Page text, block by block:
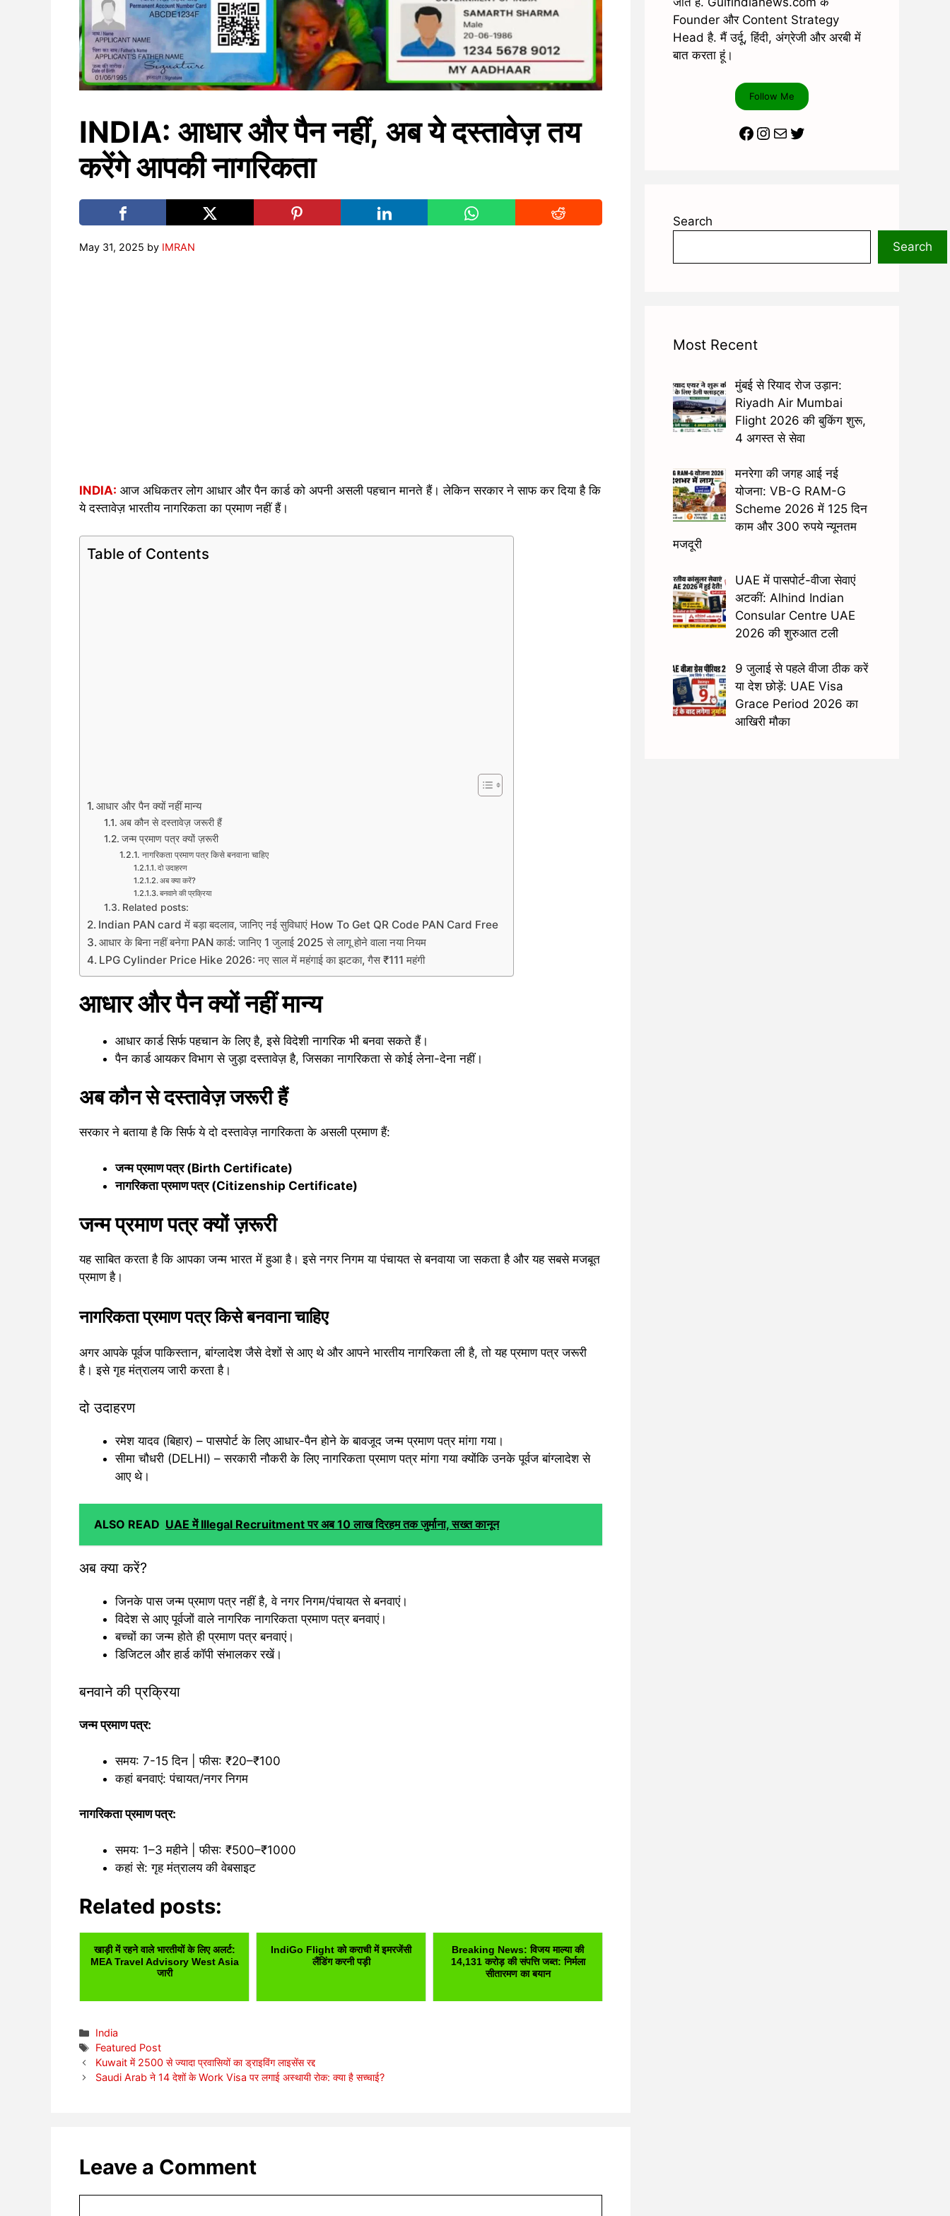
INDIA: आधार और पैन नहीं, अब ये दस्तावेज़ तय
करेंगे आपकी नागरिकता
May 31, 2025 by IMRAN
INDIA: आज अधिकतर लोग आधार और पैन कार्ड को अपनी असली पहचान मानते हैं। लेकिन सरकार ने साफ कर दिया है कि
ये दस्तावेज़ भारतीय नागरिकता का प्रमाण नहीं हैं।
Table of Contents
आधार और पैन क्यों नहीं मान्य
अब कौन से दस्तावेज़ जरूरी हैं
जन्म प्रमाण पत्र क्यों ज़रूरी
नागरिकता प्रमाण पत्र किसे बनवाना चाहिए
दो उदाहरण
अब क्या करें?
बनवाने की प्रक्रिया
Related posts:
Indian PAN card में बड़ा बदलाव, जानिए नई सुविधाएं How To Get QR Code PAN Card Free
आधार के बिना नहीं बनेगा PAN कार्ड: जानिए 1 जुलाई 2025 से लागू होने वाला नया नियम
LPG Cylinder Price Hike 2026: नए साल में महंगाई का झटका, गैस ₹111 महंगी
आधार और पैन क्यों नहीं मान्य
आधार कार्ड सिर्फ पहचान के लिए है, इसे विदेशी नागरिक भी बनवा सकते हैं।
पैन कार्ड आयकर विभाग से जुड़ा दस्तावेज़ है, जिसका नागरिकता से कोई लेना-देना नहीं।
अब कौन से दस्तावेज़ जरूरी हैं
सरकार ने बताया है कि सिर्फ ये दो दस्तावेज़ नागरिकता के असली प्रमाण हैं:
जन्म प्रमाण पत्र (Birth Certificate)
नागरिकता प्रमाण पत्र (Citizenship Certificate)
जन्म प्रमाण पत्र क्यों ज़रूरी
यह साबित करता है कि आपका जन्म भारत में हुआ है। इसे नगर निगम या पंचायत से बनवाया जा सकता है और यह सबसे मजबूत
प्रमाण है।
नागरिकता प्रमाण पत्र किसे बनवाना चाहिए
अगर आपके पूर्वज पाकिस्तान, बांग्लादेश जैसे देशों से आए थे और आपने भारतीय नागरिकता ली है, तो यह प्रमाण पत्र जरूरी
है। इसे गृह मंत्रालय जारी करता है।
दो उदाहरण
रमेश यादव (बिहार) – पासपोर्ट के लिए आधार-पैन होने के बावजूद जन्म प्रमाण पत्र मांगा गया।
सीमा चौधरी (DELHI) – सरकारी नौकरी के लिए नागरिकता प्रमाण पत्र मांगा गया क्योंकि उनके पूर्वज बांग्लादेश से
आए थे।
ALSO READ UAE में Illegal Recruitment पर अब 10 लाख दिरहम तक जुर्माना, सख्त कानून
अब क्या करें?
जिनके पास जन्म प्रमाण पत्र नहीं है, वे नगर निगम/पंचायत से बनवाएं।
विदेश से आए पूर्वजों वाले नागरिक नागरिकता प्रमाण पत्र बनवाएं।
बच्चों का जन्म होते ही प्रमाण पत्र बनवाएं।
डिजिटल और हार्ड कॉपी संभालकर रखें।
बनवाने की प्रक्रिया
जन्म प्रमाण पत्र:
समय: 7-15 दिन | फीस: ₹20–₹100
कहां बनवाएं: पंचायत/नगर निगम
नागरिकता प्रमाण पत्र:
समय: 1–3 महीने | फीस: ₹500–₹1000
कहां से: गृह मंत्रालय की वेबसाइट
Related posts:
खाड़ी में रहने वाले भारतीयों के लिए अलर्ट:
MEA Travel Advisory West Asia
जारी
IndiGo Flight को कराची में इमरजेंसी
लैंडिंग करनी पड़ी
Breaking News: विजय माल्या की
14,131 करोड़ की संपत्ति जब्त: निर्मला
सीतारमण का बयान
Categories
India
Tags
Featured Post
Kuwait में 2500 से ज्यादा प्रवासियों का ड्राइविंग लाइसेंस रद्द
Saudi Arab ने 14 देशों के Work Visa पर लगाई अस्थायी रोक: क्या है सच्चाई?
Leave a Comment
Founder और Content Strategy
Head है. मैं उर्दू, हिंदी, अंग्रेजी और अरबी में
बात करता हूं।
Follow Me
Facebook
Instagram
MailTwitter
Search
Search
Most Recent
मुंबई से रियाद रोज उड़ान:
Riyadh Air Mumbai
Flight 2026 की बुकिंग शुरू,
4 अगस्त से सेवा
मनरेगा की जगह आई नई
योजना: VB-G RAM-G
Scheme 2026 में 125 दिन
काम और 300 रुपये न्यूनतम
मजदूरी
UAE में पासपोर्ट-वीजा सेवाएं
अटकीं: Alhind Indian
Consular Centre UAE
2026 की शुरुआत टली
9 जुलाई से पहले वीजा ठीक करें
या देश छोड़ें: UAE Visa
Grace Period 2026 का
आखिरी मौका